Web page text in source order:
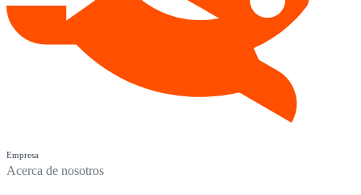
Empresa
Acerca de nosotros